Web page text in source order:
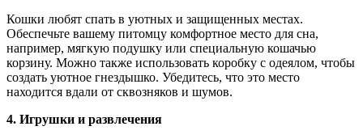
Кошки любят спать в уютных и защищенных местах.
Обеспечьте вашему питомцу комфортное место для сна,
например, мягкую подушку или специальную кошачью
корзину. Можно также использовать коробку с одеялом, чтобы
создать уютное гнездышко. Убедитесь, что это место
находится вдали от сквозняков и шумов.
4. Игрушки и развлечения